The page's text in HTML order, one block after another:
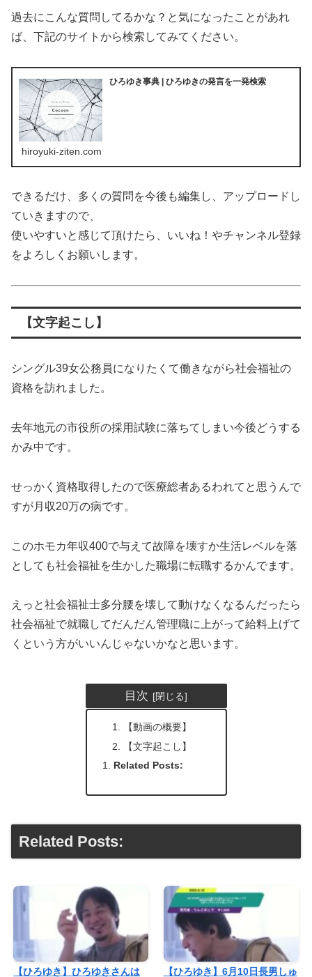
過去にこんな質問してるかな？と気になったことがあれ
ば、下記のサイトから検索してみてください。
ひろゆき事典 | ひろゆきの発言を一発検索
hiroyuki-ziten.com
できるだけ、多くの質問を今後も編集し、アップロードし
ていきますので、
使いやすいと感じて頂けたら、いいね！やチャンネル登録
をよろしくお願いします。
【文字起こし】
シングル39女公務員になりたくて働きながら社会福祉の
資格を訪れました。
去年地元の市役所の採用試験に落ちてしまい今後どうする
かみ中です。
せっかく資格取得したので医療総者あるわれてと思うんで
すが月収20万の病です。
このホモカ年収400で与えて故障を壊すか生活レベルを落
としても社会福祉を生かした職場に転職するかんでます。
えっと社会福祉士多分腰を壊して動けなくなるんだったら
社会福祉で就職してだんだん管理職に上がって給料上げて
くという方がいいんじゃないかなと思います。
目次
【動画の概要】
【文字起こし】
Related Posts:
Related Posts:
【ひろゆき】ひろゆきさんは 【ひろゆき】6月10日長男しゅ